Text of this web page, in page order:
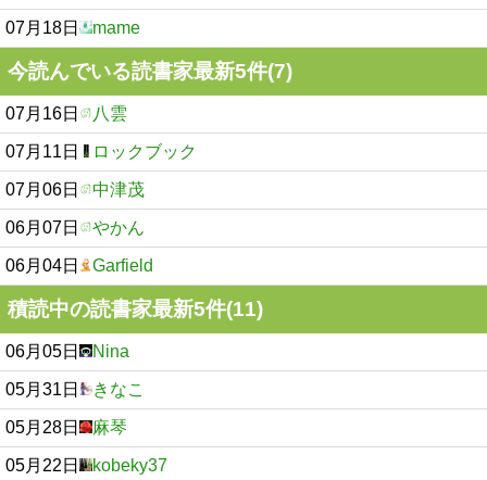
07月18日 mame
今読んでいる読書家最新5件(7)
07月16日 八雲
07月11日 ロックブック
07月06日 中津茂
06月07日 やかん
06月04日 Garfield
積読中の読書家最新5件(11)
06月05日 Nina
05月31日 きなこ
05月28日 麻琴
05月22日 kobeky37